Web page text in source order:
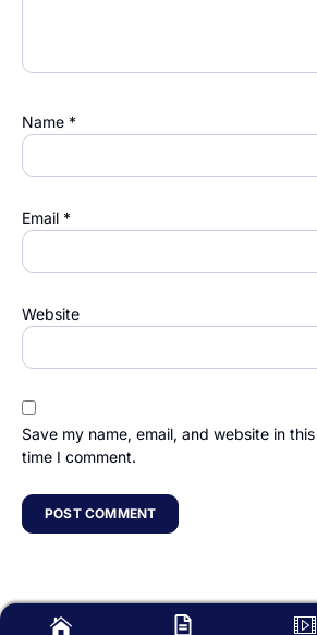
Name *
Email *
Website
Save my name, email, and website in
time I comment.